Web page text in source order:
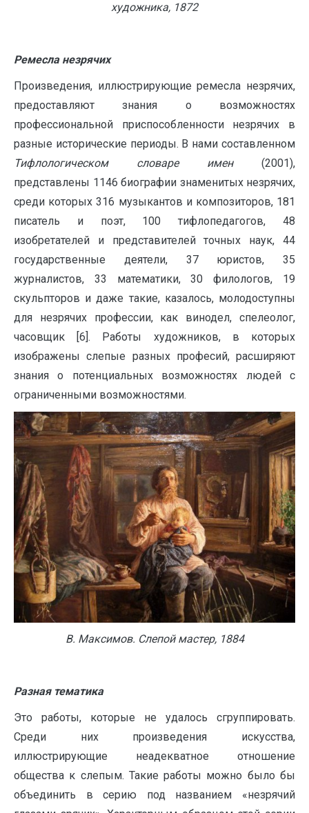
художника, 1872
Ремесла незрячих
Произведения, иллюстрирующие ремесла незрячих,
предоставляют знания о возможностях
профессиональной приспособленности незрячих в
разные исторические периоды. В нами составленном
Тифлологическом словаре имен (2001),
представлены 1146 биографии знаменитых незрячих,
среди которых 316 музыкантов и композиторов, 181
писатель и поэт, 100 тифлопедагогов, 48
изобретателей и представителей точных наук, 44
государственные деятели, 37 юристов, 35
журналистов, 33 математики, 30 филологов, 19
скульпторов и даже такие, казалось, молодоступны
для незрячих профессии, как винодел, спелеолог,
часовщик [6]. Работы художников, в которых
изображены слепые разных професий, расширяют
знания о потенциальных возможностях людей с
ограниченными возможностями.
В. Максимов. Слепой мастер, 1884
Разная тематика
Это работы, которые не удалось сгруппировать.
Среди них произведения искусства,
иллюстрирующие неадекватное отношение
общества к слепым. Такие работы можно было бы
объединить в серию под названием «незрячий